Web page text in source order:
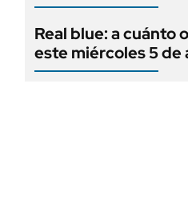
Real blue: a cuánto
este miércoles 5 de